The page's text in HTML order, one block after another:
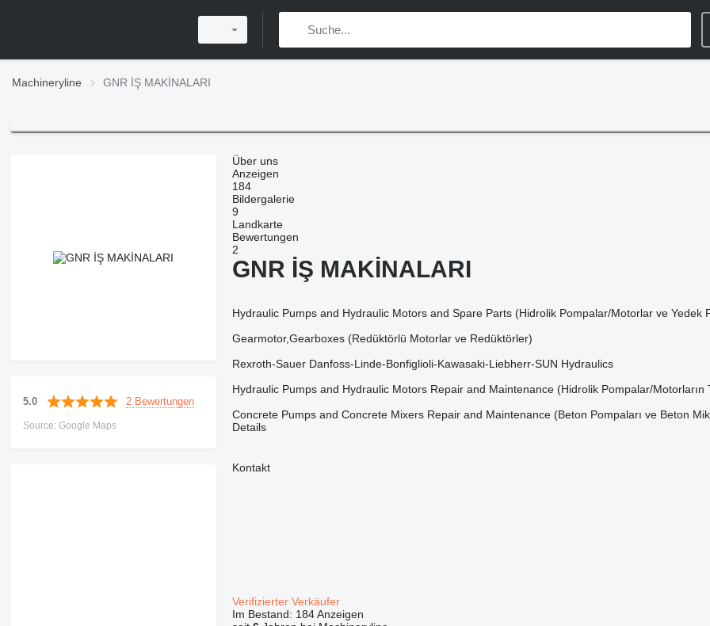
Machineryline GNR İŞ MAKİNALARI
5.0 2 Bewertungen
Source: Google Maps
Über uns
Anzeigen
184
Bildergalerie
9
Landkarte
Bewertungen
2
GNR İŞ MAKİNALARI
Hydraulic Pumps and Hydraulic Motors and Spare Parts (Hidrolik Pompalar/Motorlar ve Yedek
Gearmotor,Gearboxes (Redüktörlü Motorlar ve Redüktörler)
Rexroth-Sauer Danfoss-Linde-Bonfiglioli-Kawasaki-Liebherr-SUN Hydraulics
Hydraulic Pumps and Hydraulic Motors Repair and Maintenance (Hidrolik Pompalar/Motorların
Concrete Pumps and Concrete Mixers Repair and Maintenance (Beton Pompaları ve Beton
Details
Kontakt
Verifizierter Verkäufer
Im Bestand: 184 Anzeigen